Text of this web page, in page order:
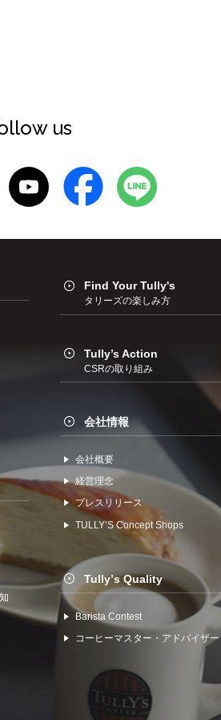
us
Find Your Tully's
タリーズの楽しみ方
Tully’s Action
CSRの取り組み
会社情報
会社概要
経営理念
プレスリリース
TULLYʼS Concept Shops
Tullyʼs Quality
Barista Contest
コーヒーマスター・アドバイザー